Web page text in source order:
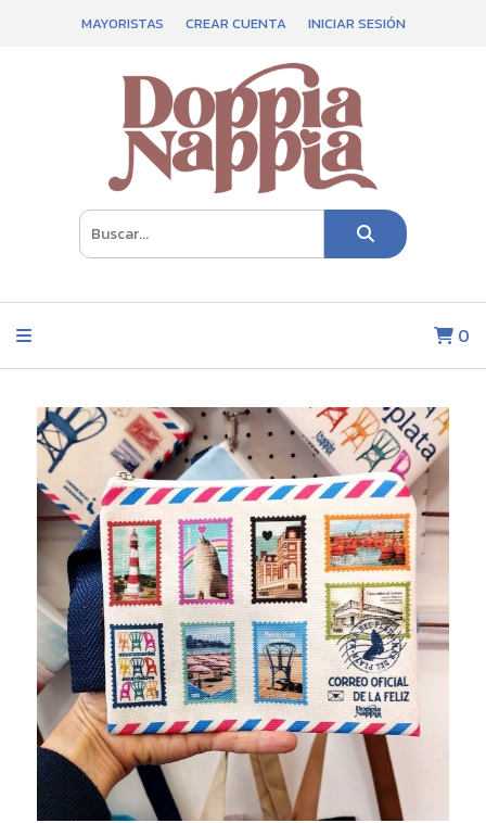
MAYORISTAS CREAR CUENTA INICIAR SESIÓN
0